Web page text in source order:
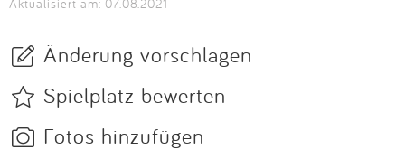
Änderung vorschlagen
Spielplatz bewerten
Fotos hinzufügen